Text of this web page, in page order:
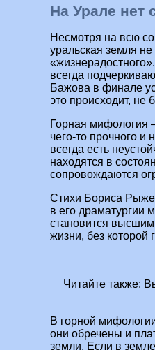
На Урале нет
Несмотря на всю
уральская земля не
всегда
Бажова в финале
это происходит, не
Горная мифология
чего-то прочного
всегда есть
находятся в
сопровождаются
Стихи Бориса
в его драматургии
становится
жизни, без которой
Читайте также:
В горной
они обречены и
земли. Если в